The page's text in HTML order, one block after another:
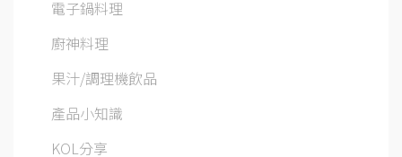
電子鍋料理
廚神料理
果汁/調理機飲品
產品小知識
KOL分享